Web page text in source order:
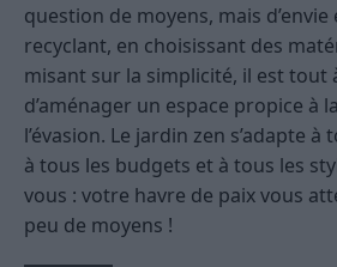
question de moyens, mais
recyclant, en choisissant des
misant sur la simplicité, il est tout
d’aménager un espace propice à
l’évasion. Le jardin zen s’adapte
à tous les budgets et à tous les
vous : votre havre de paix vous
peu de moyens !